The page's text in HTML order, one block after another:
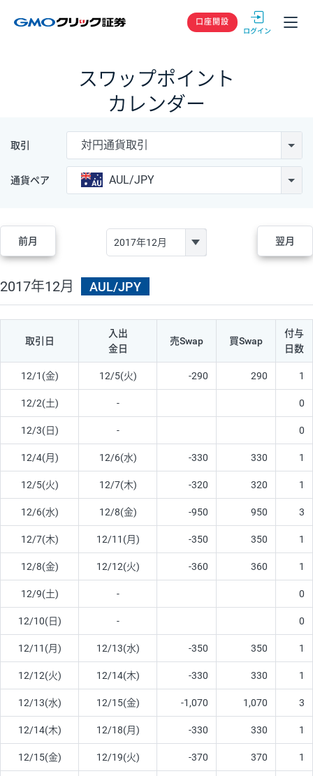
GMOクリック
口座開設
スワップポイント
カレンダー
取引 対円通貨取引
通貨ペア AUL/JPY
前月 翌月
2017年12月 AUL/JPY
取引日
入出
金日
売Swap 買Swap
付与
日数
12/1(金) 12/5(火) -290 290 1
12/2(土) - 0
12/3(日) - 0
12/4(月) 12/6(水) -330 330 1
12/5(火) 12/7(木) -320 320 1
12/6(水) 12/8(金) -950 950 3
12/7(木) 12/11(月) -350 350 1
12/8(金) 12/12(火) -360 360 1
12/9(土) - 0
12/10(日) - 0
12/11(月) 12/13(水) -350 350 1
12/12(火) 12/14(木) -330 330 1
12/13(水) 12/15(金) -1,070 1,070 3
12/14(木) 12/18(月) -330 330 1
12/15(金) 12/19(火) -370 370 1